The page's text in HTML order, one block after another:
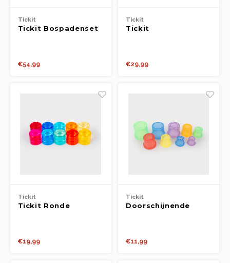
Tickit
Tickit Bospadenset
€54,99
Tickit
Tickit
€29,99
Tickit
Tickit Ronde
€19,99
Tickit
Doorschijnende
€11,99